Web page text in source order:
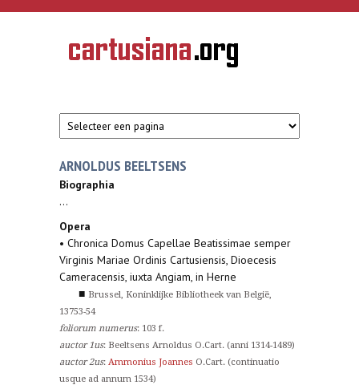
Overslaan en naar de inhoud gaan
CARTUSIANA
Geschiedenis
van de
ARNOLDUS BEELTSENS
Biographia
...
Opera
• Chronica Domus Capellae Beatissimae semper
Virginis Mariae Ordinis Cartusiensis, Dioecesis
Cameracensis, iuxta Angiam, in Herne
■ Brussel, Koninklijke Bibliotheek van België,
13753-54
foliorum numerus: 103 f.
auctor 1us: Beeltsens Arnoldus O.Cart. (anni 1314-1489)
auctor 2us: Ammonius Joannes O.Cart. (continuatio
usque ad annum 1534)